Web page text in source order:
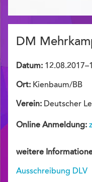
DM
Datum:
Ort: Kienbaum/BB
Verein: Deutscher
Online Anmeldung:
weitere
Ausschreibung DLV